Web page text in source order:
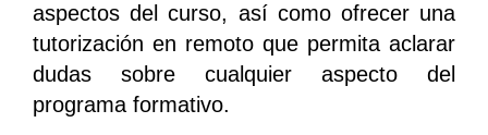
aspectos del curso, así como ofrecer una
tutorización en remoto que permita aclarar
dudas sobre cualquier aspecto del
programa formativo.